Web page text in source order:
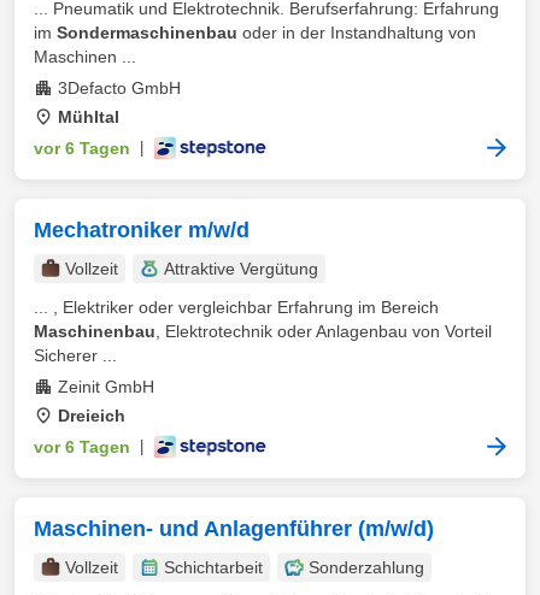
... Pneumatik und Elektrotechnik. Berufserfahrung: Erfahrung
im Sondermaschinenbau oder in der Instandhaltung von
Maschinen ...
3Defacto GmbH
Mühltal
vor 6 Tagen
Mechatroniker m/w/d
Vollzeit
Attraktive Vergütung
... , Elektriker oder vergleichbar Erfahrung im Bereich
Maschinenbau , Elektrotechnik oder Anlagenbau von Vorteil
Sicherer ...
Zeinit GmbH
Dreieich
vor 6 Tagen
Maschinen- und Anlagenführer (m/w/d)
Vollzeit Schichtarbeit
Sonderzahlung